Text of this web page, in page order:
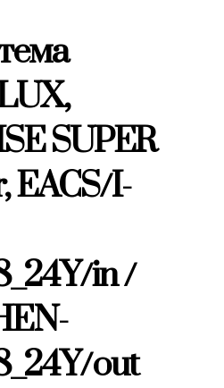
SUPER
EACS/I-
in /
out